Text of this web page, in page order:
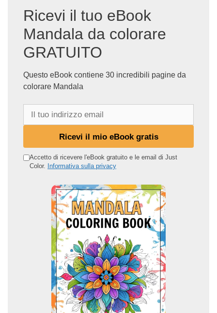
Ricevi il tuo eBook
Mandala da colorare
GRATUITO
Questo eBook contiene 30 incredibili pagine da
colorare Mandala
o
Ricevi il mio eBook gratis
Accetto di ricevere l'eBook gratuito e le email di Just
Color. Informativa sulla privacy